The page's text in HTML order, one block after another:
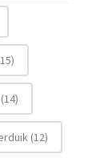
(14)
(12)